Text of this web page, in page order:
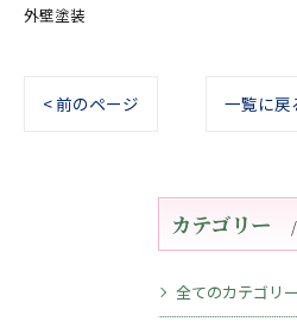
外壁塗装
< 前のページ 一覧に戻
カテゴリー
全てのカテゴリー